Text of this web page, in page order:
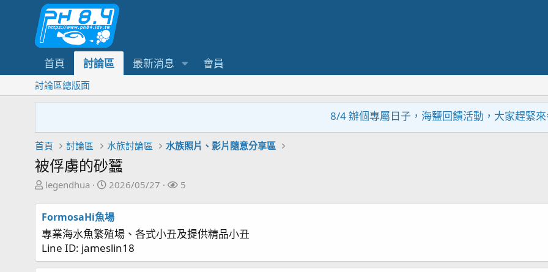
首頁 討論區 最新消息 會員
討論區總版面
8/4 辦個專屬日子，海鹽回饋活動，大家趕緊來參
首頁 討論區 水族討論區 水族照片、影片隨意分享區
被俘虜的砂蠶
主
起
人
legendhua
開
日
期
2026/05/27
關
5
FormosaHi魚場
專業海水魚繁殖場、各式小丑及提供精品小丑
Line ID: jameslin18